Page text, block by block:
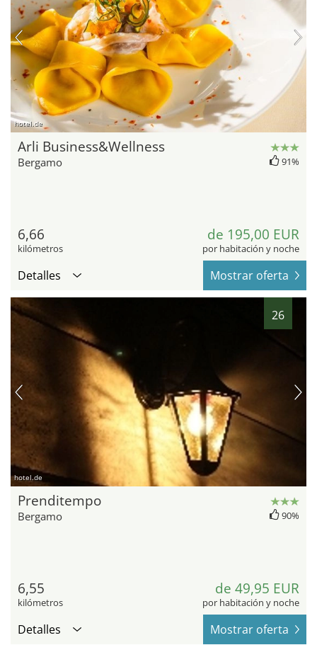
hotel.de
Arli Business&Wellness
Bergamo 91%
6,66
kilómetros
de 195,00 EUR
por habitación y noche
Detalles Mostrar oferta
26
hotel.de
Prenditempo
Bergamo 90%
6,55
kilómetros
de 49,95 EUR
por habitación y noche
Detalles Mostrar oferta